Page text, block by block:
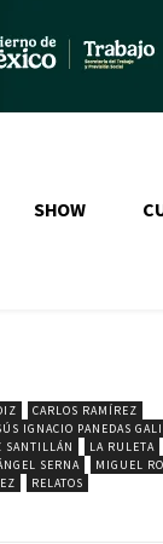
SHOW
CARLOS RAMÍREZ
IGNACIO PANEDAS
SANTILLÁN
LA RULETA
SERNA
MIGUEL
RELATOS